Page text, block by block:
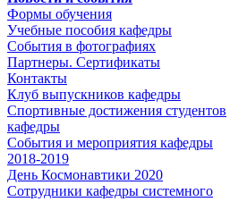
Формы обучения
Учебные пособия кафедры
События в фотографиях
Партнеры. Сертификаты
Контакты
Клуб выпускников кафедры
Спортивные достижения студентов
кафедры
События и мероприятия кафедры
2018-2019
День Космонавтики 2020
Сотрудники кафедры системного